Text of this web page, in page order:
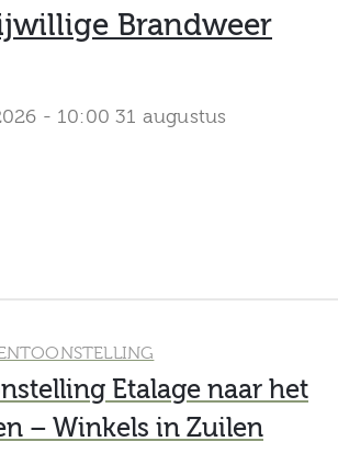
Brandweer
- 10:00 31 augustus
Etalage naar het
– Winkels in Zuilen